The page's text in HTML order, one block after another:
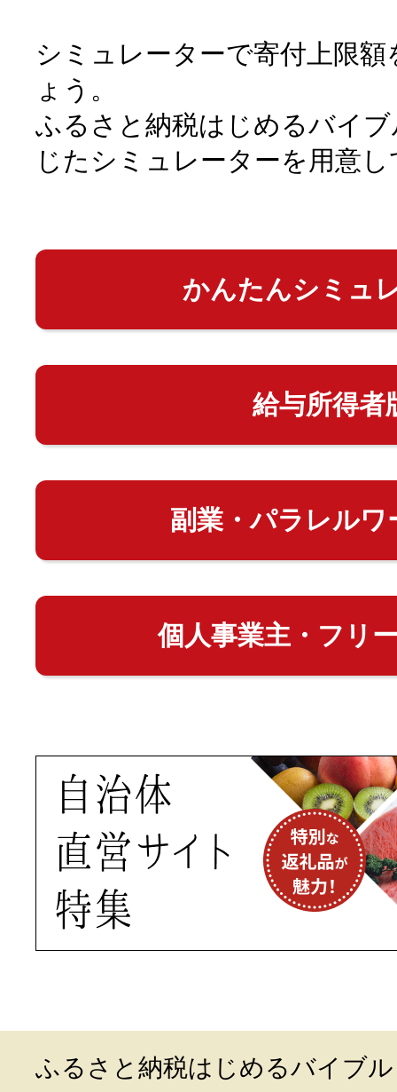
シミュレーターで寄付上限
ょう。
ふるさと納税はじめるバイ
じたシミュレーターを用意
かんたんシミュ
給与所得者
副業・パラレルワ
個人事業主・フリ
ふるさと納税はじめるバイブル